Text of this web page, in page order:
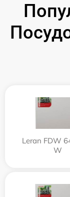
Leran FDW
W